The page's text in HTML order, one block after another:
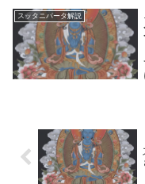
スッタニパータ解説